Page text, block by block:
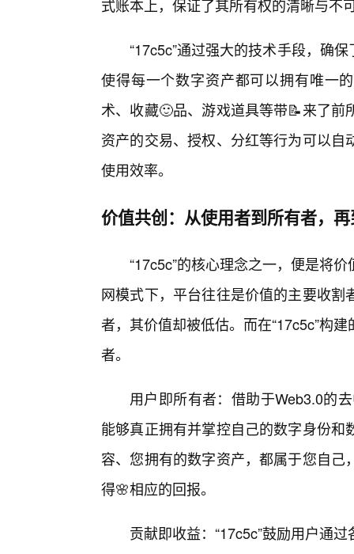
式账本上，保证了其所有权的清晰与不
“17c5c”通过强大的技术手段，确
使得每一个数字资产都可以拥有唯一
术、收藏🙂品、游戏道具等带📝来了
资产的交易、授权、分红等行为可以
使用效率。
价值共创：从使用者到所有者，
“17c5c”的核心理念之一，便是将
网模式下，平台往往是价值的主要收
者，其价值却被低估。而在“17c5c”构
者。
用户即所有者：借助于Web3.0的
能够真正拥有并掌控自己的数字身份
容、您拥有的数字资产，都属于您自
得🌸相应的回报。
贡献即收益：“17c5c”鼓励用户通